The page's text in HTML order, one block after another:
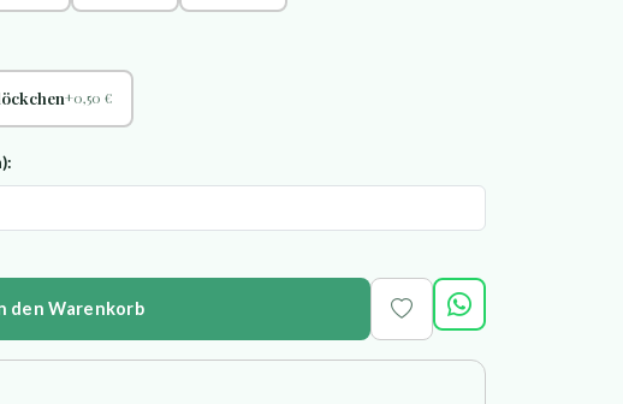
+0,50 €
den Warenkorb